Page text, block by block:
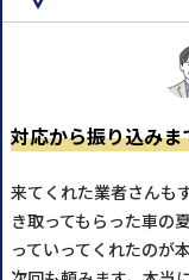
対応から振り込み
来てくれた業者さんも
き取ってもらった車の
っていってくれたのが